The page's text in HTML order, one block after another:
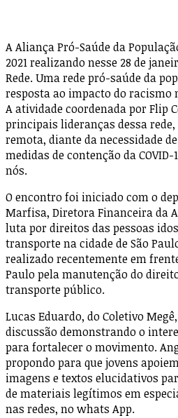
A Aliança Pró-Saúde da
2021 realizando nesse 28 de
Rede. Uma rede pró-saúde da
resposta ao impacto do racismo
A atividade coordenada por Flip
principais lideranças dessa
remota, diante da necessidade
medidas de contenção da
nós.
O encontro foi iniciado com o
Marfisa, Diretora Financeira da
luta por direitos das pessoas
transporte na cidade de São
realizado recentemente em
Paulo pela manutenção do
transporte público.
Lucas Eduardo, do Coletivo
discussão demonstrando o
para fortalecer o movimento.
propondo para que jovens
imagens e textos elucidativos
de materiais legítimos em
nas redes, no whats App.